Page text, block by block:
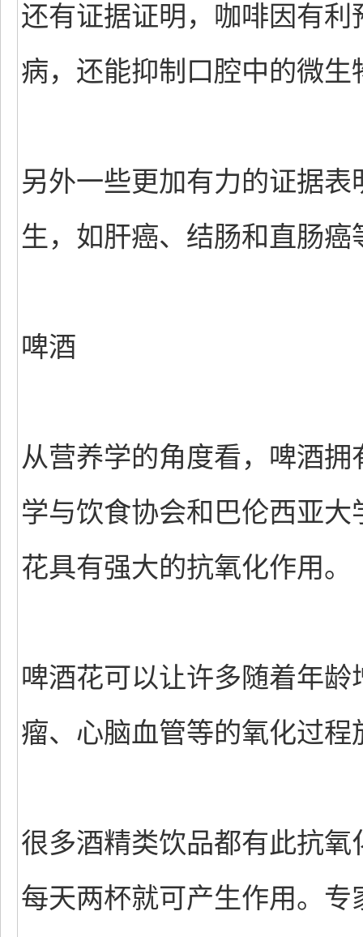
还有证据证明，咖啡因有
病，还能抑制口腔中的微
另外一些更加有力的证据
生，如肝癌、结肠和直肠癌
啤酒
从营养学的角度看，啤酒
学与饮食协会和巴伦西亚
花具有强大的抗氧化作用。
啤酒花可以让许多随着年
瘤、心脑血管等的氧化过程
很多酒精类饮品都有此抗
每天两杯就可产生作用。